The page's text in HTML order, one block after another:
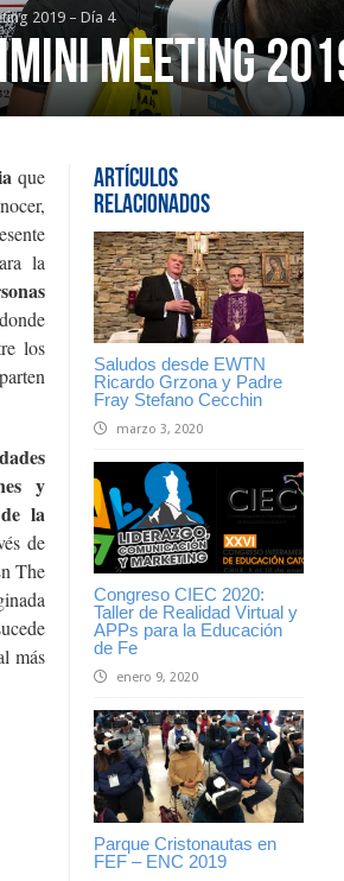
2019 – Día 4
meeting
Artículos
Relacionados
Saludos desde EWTN
Ricardo Grzona y Padre
Fray Stefano Cecchin
marzo 3, 2020
Congreso CIEC 2020:
Taller de Realidad Virtual y
APPs para la Educación
de Fe
enero 9, 2020
Parque Cristonautas en
FEF – ENC 2019
que
la
los
y
la
de
The
más